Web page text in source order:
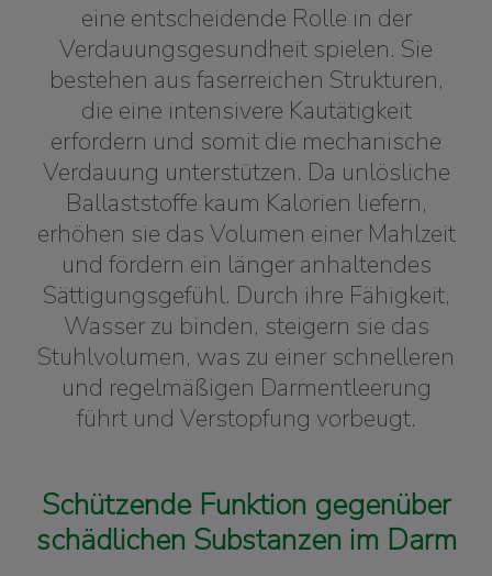
eine entscheidende Rolle in der
Verdauungsgesundheit spielen. Sie
bestehen aus faserreichen Strukturen,
die eine intensivere Kautätigkeit
erfordern und somit die mechanische
Verdauung unterstützen. Da unlösliche
Ballaststoffe kaum Kalorien liefern,
erhöhen sie das Volumen einer Mahlzeit
und fördern ein länger anhaltendes
Sättigungsgefühl. Durch ihre Fähigkeit,
Wasser zu binden, steigern sie das
Stuhlvolumen, was zu einer schnelleren
und regelmäßigen Darmentleerung
führt und Verstopfung vorbeugt.
Schützende Funktion gegenüber
schädlichen Substanzen im Darm